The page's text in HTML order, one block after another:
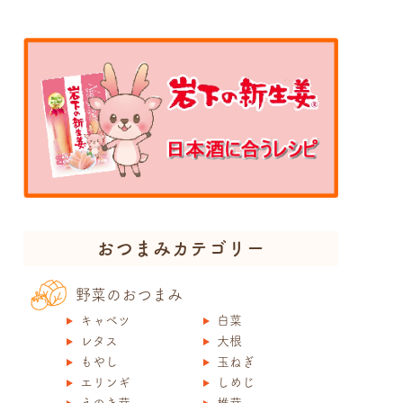
おつまみカテゴリー
野菜のおつまみ
キャベツ
白菜
レタス
大根
もやし
玉ねぎ
エリンギ
しめじ